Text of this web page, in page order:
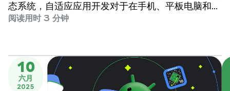
态系统，自适应应用开发对于在手机、平板电脑和可
折叠设备上打造优质用户体验至关重要。
阅读用时 3 分钟
10
六月
2025